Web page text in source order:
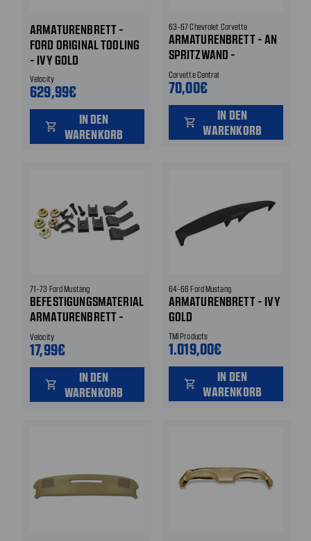
ARMATURENBRETT -
FORD ORIGINAL TOOLING
- IVY GOLD
Velocity
629,99€
shopping_cart
IN DEN
WARENKORB
63-67 Chevrolet Corvette
ARMATURENBRETT - AN
SPRITZWAND -
BEFESTIGUNGSSCHRAUBEN
UND MUTTERN
Corvette Central
70,00€
shopping_cart
IN DEN
WARENKORB
71-73 Ford Mustang
BEFESTIGUNGSMATERIAL
ARMATURENBRETT -
CONCOURS CORRECT
Velocity
17,99€
shopping_cart
IN DEN
WARENKORB
64-66 Ford Mustang
ARMATURENBRETT - IVY
GOLD
TMI Products
1.019,00€
shopping_cart
IN DEN
WARENKORB